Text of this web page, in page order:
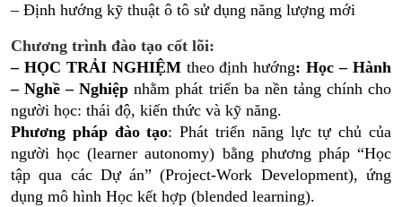
– Định hướng kỹ thuật ô tô sử dụng năng lượng mới
Chương trình đào tạo cốt lõi:
– HỌC TRẢI NGHIỆM theo định hướng: Học – Hành
– Nghề – Nghiệp nhằm phát triển ba nền tảng chính cho
người học: thái độ, kiến thức và kỹ năng.
Phương pháp đào tạo: Phát triển năng lực tự chủ của
người học (learner autonomy) bằng phương pháp “Học
tập qua các Dự án” (Project-Work Development), ứng
dụng mô hình Học kết hợp (blended learning).